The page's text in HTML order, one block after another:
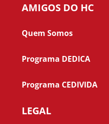
AMIGOS DO HC
Quem Somos
Programa DEDICA
Programa CEDIVIDA
LEGAL